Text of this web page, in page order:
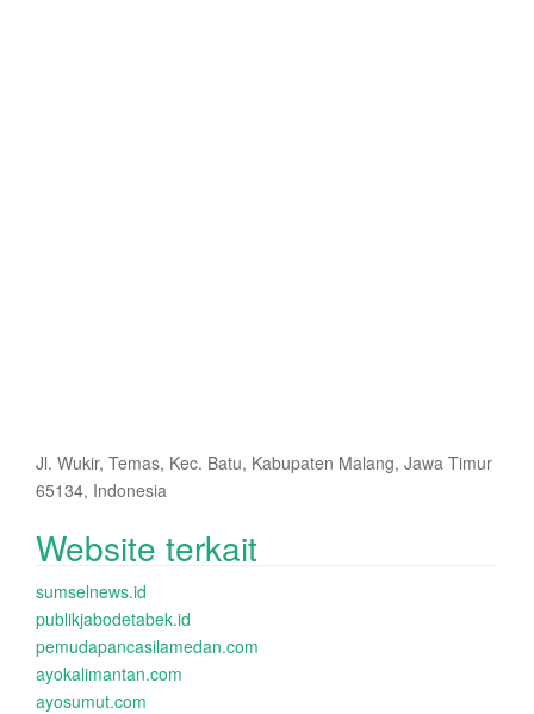
Jl. Wukir, Temas, Kec. Batu, Kabupaten Malang, Jawa Timur
65134, Indonesia
Website terkait
sumselnews.id
publikjabodetabek.id
pemudapancasilamedan.com
ayokalimantan.com
ayosumut.com